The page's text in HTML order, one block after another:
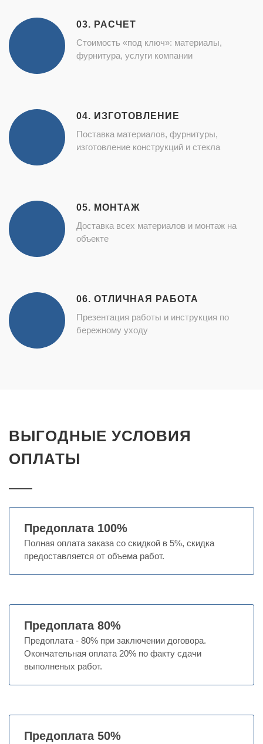
03. РАСЧЕТ
Стоимость «под ключ»: материалы,
фурнитура, услуги компании
04. ИЗГОТОВЛЕНИЕ
Поставка материалов, фурнитуры,
изготовление конструкций и стекла
05. МОНТАЖ
Доставка всех материалов и монтаж на
объекте
06. ОТЛИЧНАЯ РАБОТА
Презентация работы и инструкция по
бережному уходу
ВЫГОДНЫЕ УСЛОВИЯ
ОПЛАТЫ
Предоплата 100%
Полная оплата заказа со скидкой в 5%, скидка
предоставляется от объема работ.
Предоплата 80%
Предоплата - 80% при заключении договора.
Окончательная оплата 20% по факту сдачи
выполненых работ.
Предоплата 50%